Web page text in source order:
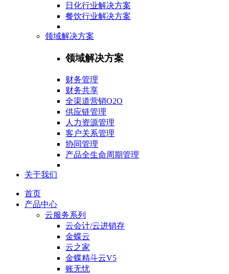
日化行业解决方案
餐饮行业解决方案
领域解决方案
领域解决方案
财务管理
财务共享
全渠道营销O2O
供应链管理
人力资源管理
客户关系管理
协同管理
产品全生命周期管理
关于我们
首页
产品中心
云服务系列
云会计/云进销存
金蝶云
云之家
金蝶精斗云V5
账无忧